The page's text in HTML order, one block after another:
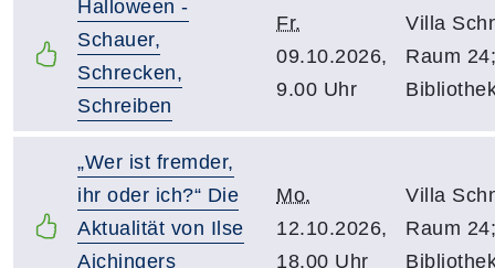
Halloween -
Schauer,
Schrecken,
Schreiben
Fr.
09.10.2026,
9.00 Uhr
Villa
Raum 24;
„Wer ist fremder,
ihr oder ich?“ Die
Aktualität von Ilse
Aichingers
Mo.
12.10.2026,
18.00 Uhr
Villa
Raum 24;